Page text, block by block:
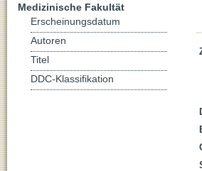
Medizinische Fakultät
Erscheinungsdatum
Autoren
Titel
DDC-Klassifikation